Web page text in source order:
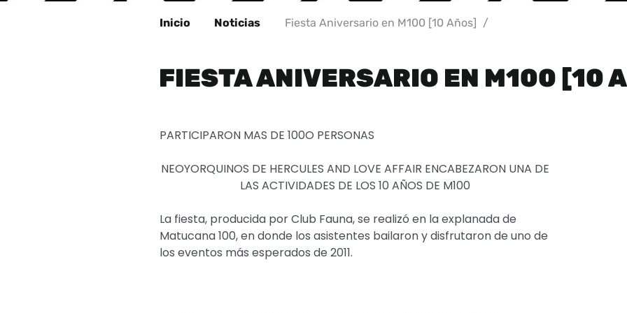
Inicio Noticias Fiesta Aniversario en M100 [10 Años] /
FIESTA ANIVERSARIO EN M100 [10
PARTICIPARON MAS DE 100O PERSONAS
NEOYORQUINOS DE HERCULES AND LOVE AFFAIR ENCABEZARON UNA DE
LAS ACTIVIDADES DE LOS 10 AÑOS DE M100
La fiesta, producida por Club Fauna, se realizó en la explanada de
Matucana 100, en donde los asistentes bailaron y disfrutaron de uno de
los eventos más esperados de 2011.